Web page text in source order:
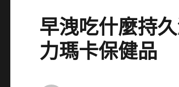
早洩吃什麼持
力瑪卡保健品